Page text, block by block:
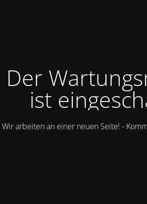
Der
ist
Wir arbeiten an einer neuen Seite! -